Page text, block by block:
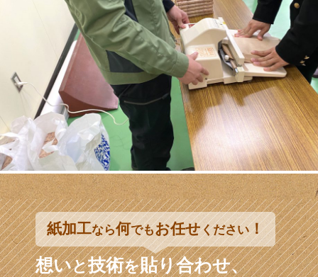
紙加工なら何でもお任せください！
想いと技術を貼り合わせ、